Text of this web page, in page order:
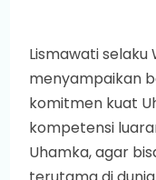
Lismawati selaku
menyampaikan
komitmen kuat
kompetensi
Uhamka, agar